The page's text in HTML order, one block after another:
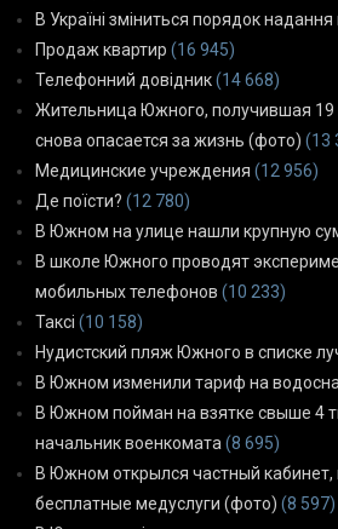
В Україні зміниться порядок надання
Продаж квартир (16 945)
Телефонний довідник(14 668)
Жительница Южного, получившая
снова опасается за жизнь (фото) (13
Медицинские учреждения (12 956)
Де поїсти? (12 780)
В Южном на улице нашли крупную
В школе Южного проводят
мобильных телефонов (10 233)
Таксі (10 158)
Нудистский пляж Южного в списке
В Южном изменили тариф на
В Южном пойман на взятке свыше 4
начальник военкомата (8 695)
В Южном открылся частный
бесплатные медуслуги (фото) (8 597)